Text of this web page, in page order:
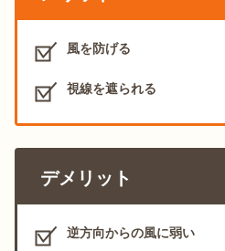
風を防げる
視線を遮られる
デメリット
逆方向からの風に弱い